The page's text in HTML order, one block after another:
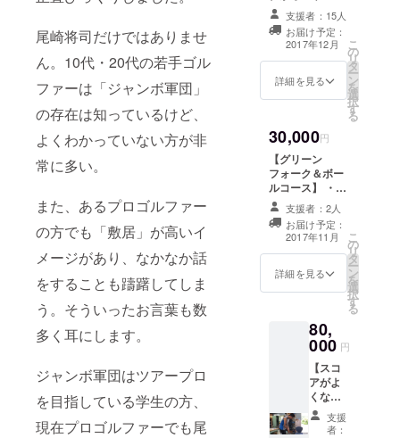
尾崎将司だけではありませ
ん。10代・20代の若手ゴル
ファーは「ジャンボ軍団」
の存在は知っているけど、
よくわかっていない方が非
常に多い。
また、あるプロゴルファー
の方でも「敷居」が高いイ
メージがあり、なかなか話
をすることも躊躇してしま
う。そういったお言葉も数
多く耳にします。
ジャンボ軍団はツアープロ
を目指している学生の方、
現在プロゴルファーでも尾
ボール
に込め
てドラ
イバー
振り！
スカっ
す！！
その模
様を弊
社
youtub
eチャン
ネルに
て公開
いたし
ます。
※2017
年9月頃
定期に
て配信
予定。
↓↓↓↓
https://
www.yo
utube.c
om/cha
司の活
動報告
（2017
年12月
下旬予
定） ・
ボマー
クの付
いた、
ジャン
ガー特
製グ
リーン
フォー
ク
（2017
年11月
下旬予
【非売
品】
ジャン
ボマー
クの付
いた、
ジャン
ガー特
スメール（2017
年8月下旬予定）
・尾崎将司の活
動報告（2017年
12月下旬予定）
・【非売品】
ムプレート
（2017年12月下
旬予定） （現在
制作中のため写
真はありません
が、カッコイイ
です！） ※ネー
ム入れは購入者
様負担にてお近
くのゴルフ
ショップでお願
い致します。
支援者：15人
お届け予定：
2017年12月
詳細を見る
こ
の
リ
タ
ー
ン
を
選
択
す
る
30,000円
【グリーン
フォーク＆ボー
ルコース】 ・弊
社からのサンク
スメール（2017
年8月下旬予定）
・尾崎将司の活
動報告（2017年
12月下旬予定）
ンガー特製ネー
ムプレート
(2017年12月下
旬予定） （現在
制作中のため写
真はありません
が、カッコイイ
です！） ※ネー
支援者：2人
お届け予定：
2017年11月
詳細を見る
こ
の
リ
タ
ー
ン
を
選
択
す
る
80,
000 円
【スコ
アがよ
くな
る？魔
法のク
支援
者：